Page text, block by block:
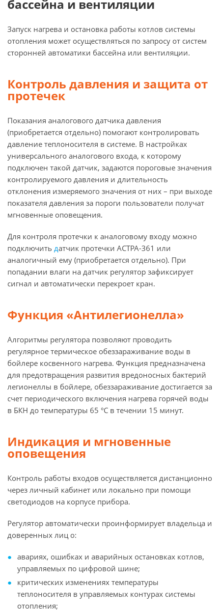
бассейна и вентиляции
Запуск нагрева и остановка работы котлов системы
отопления может осуществляться по запросу от систем
сторонней автоматики бассейна или вентиляции.
Контроль давления и защита от
протечек
Показания аналогового датчика давления
(приобретается отдельно) помогают контролировать
давление теплоносителя в системе. В настройках
универсального аналогового входа, к которому
подключен такой датчик, задаются пороговые значения
контролируемого давления и длительность
отклонения измеряемого значения от них – при выходе
показателя давления за пороги пользователи получат
мгновенные оповещения.
Для контроля протечки к аналоговому входу можно
подключить датчик протечки АСТРА-361 или
аналогичный ему (приобретается отдельно). При
попадании влаги на датчик регулятор зафиксирует
сигнал и автоматически перекроет кран.
Функция «Антилегионелла»
Алгоритмы регулятора позволяют проводить
регулярное термическое обеззараживание воды в
бойлере косвенного нагрева. Функция предназначена
для предотвращения развития вредоносных бактерий
легионеллы в бойлере, обеззараживание достигается за
счет периодического включения нагрева горячей воды
в БКН до температуры 65 °С в течении 15 минут.
Индикация и мгновенные
оповещения
Контроль работы входов осуществляется дистанционно
через личный кабинет или локально при помощи
светодиодов на корпусе прибора.
Регулятор автоматически проинформирует владельца и
доверенных лиц о:
авариях, ошибках и аварийных остановках котлов,
управляемых по цифровой шине;
критических изменениях температуры
теплоносителя в управляемых контурах системы
отопления;